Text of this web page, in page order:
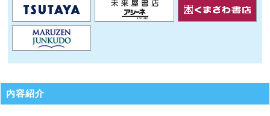
内容紹介